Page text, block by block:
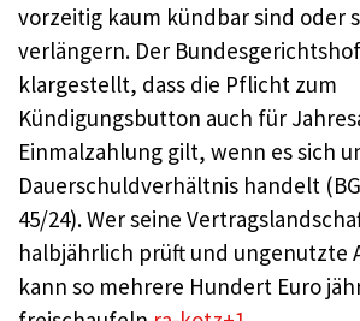
vorzeitig kaum kündbar sind oder
verlängern. Der
klargestellt, dass die Pflicht zum
Kündigungsbutton auch für
Einmalzahlung gilt, wenn es sich
Dauerschuldverhältnis handelt
45/24). Wer seine
halbjährlich prüft und ungenutzte
kann so mehrere Hundert Euro